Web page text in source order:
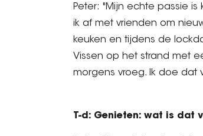
Peter: "Mijn echte passie
ik af met vrienden om
keuken en tijdens de
Vissen op het strand met
morgens vroeg. Ik doe dat
T-d: Genieten: wat is dat